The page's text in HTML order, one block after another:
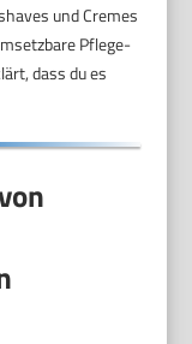
und Cremes
Pflege-
dass du es